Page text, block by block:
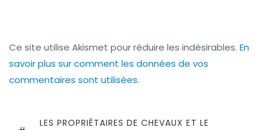
Ce site utilise Akismet pour réduire les indésirables. En
savoir plus sur comment les données de vos
commentaires sont utilisées.
LES PROPRIÉTAIRES DE CHEVAUX ET LE